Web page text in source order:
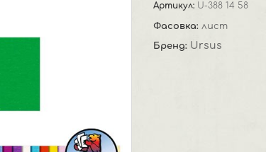
Артикул: U-388 14 58
Фасовка:лист
Бренд: Ursus